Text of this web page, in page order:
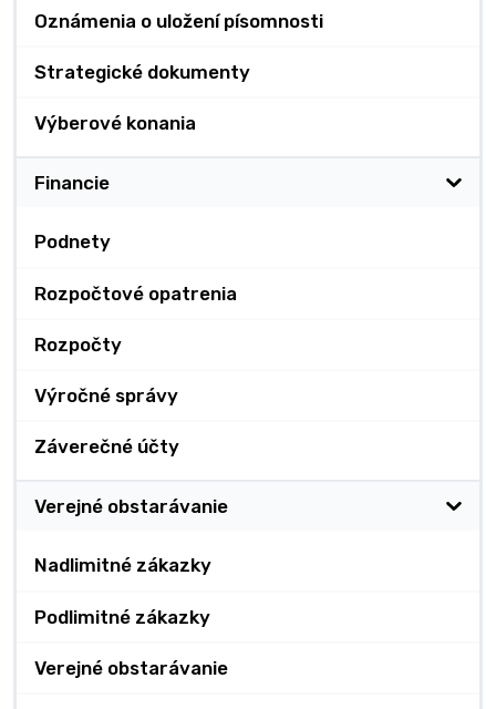
Oznámenia o uložení písomnosti
Strategické dokumenty
Výberové konania
Financie
Podnety
Rozpočtové opatrenia
Rozpočty
Výročné správy
Záverečné účty
Verejné obstarávanie
Nadlimitné zákazky
Podlimitné zákazky
Verejné obstarávanie